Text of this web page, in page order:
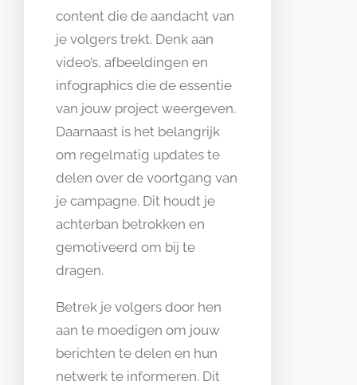
content die de aandacht van
je volgers trekt. Denk aan
video’s, afbeeldingen en
infographics die de essentie
van jouw project weergeven.
Daarnaast is het belangrijk
om regelmatig updates te
delen over de voortgang van
je campagne. Dit houdt je
achterban betrokken en
gemotiveerd om bij te
dragen.
Betrek je volgers door hen
aan te moedigen om jouw
berichten te delen en hun
netwerk te informeren. Dit